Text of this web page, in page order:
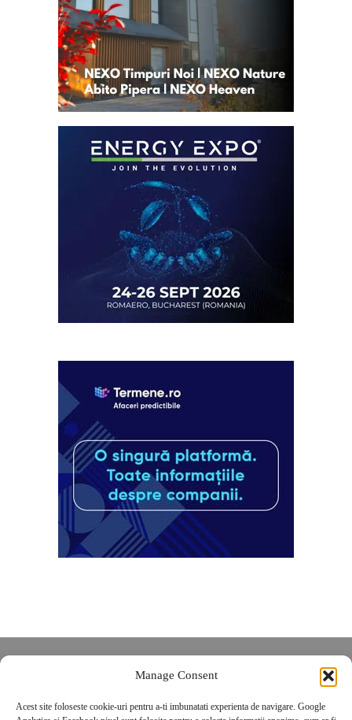
Manage Consent
Acest site foloseste cookie-uri pentru a-ti imbunatati experienta de navigare. Google
POLITICĂ DE CONFIDENȚIALITATE